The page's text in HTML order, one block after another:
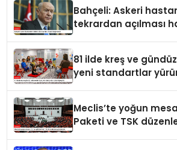
Bahçeli: Askeri
tekrardan açılması
81 ilde kreş ve
yeni standartlar
Meclis’te yoğun
Paketi ve TSK